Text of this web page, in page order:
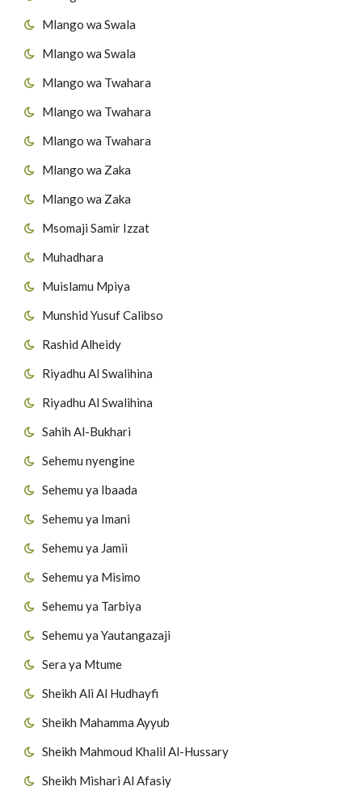
Mlango wa Swala
Mlango wa Swala
Mlango wa Twahara
Mlango wa Twahara
Mlango wa Twahara
Mlango wa Zaka
Mlango wa Zaka
Msomaji Samir Izzat
Muhadhara
Muislamu Mpiya
Munshid Yusuf Calibso
Rashid Alheidy
Riyadhu Al Swalihina
Riyadhu Al Swalihina
Sahih Al-Bukhari
Sehemu nyengine
Sehemu ya Ibaada
Sehemu ya Imani
Sehemu ya Jamii
Sehemu ya Misimo
Sehemu ya Tarbiya
Sehemu ya Yautangazaji
Sera ya Mtume
Sheikh Ali Al Hudhayfi
Sheikh Mahamma Ayyub
Sheikh Mahmoud Khalil Al-Hussary
Sheikh Mishari Al Afasiy